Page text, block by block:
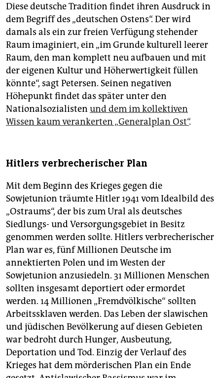
Diese deutsche Tradition findet ihren Ausdruck in
dem Begriff des „deutschen Ostens“. Der wird
damals als ein zur freien Verfügung stehender
Raum imaginiert, ein „im Grunde kulturell leerer
Raum, den man komplett neu aufbauen und mit
der eigenen Kultur und Höherwertigkeit füllen
könnte“, sagt Petersen. Seinen negativen
Höhepunkt findet das später unter den
Nationalsozialisten und dem im kollektiven
Wissen kaum verankerten „Generalplan Ost“.
Hitlers verbrecherischer Plan
Mit dem Beginn des Krieges gegen die
Sowjetunion träumte Hitler 1941 vom Idealbild des
„Ostraums“, der bis zum Ural als deutsches
Siedlungs- und Versorgungsgebiet in Besitz
genommen werden sollte. Hitlers verbrecherischer
Plan war es, fünf Millionen Deutsche im
annektierten Polen und im Westen der
Sowjetunion anzusiedeln. 31 Millionen Menschen
sollten insgesamt deportiert oder ermordet
werden. 14 Millionen „Fremdvölkische“ sollten
Arbeitssklaven werden. Das Leben der slawischen
und jüdischen Bevölkerung auf diesen Gebieten
war bedroht durch Hunger, Ausbeutung,
Deportation und Tod. Einzig der Verlauf des
Krieges hat dem mörderischen Plan ein Ende